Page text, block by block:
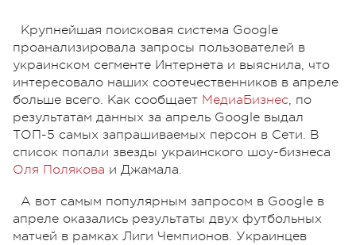
Крупнейшая поисковая система Google
проанализировала запросы пользователей в
украинском сегменте Интернета и выяснила, что
интересовало наших соотечественников в апреле
больше всего. Как сообщает МедиаБизнес, по
результатам данных за апрель Google выдал
ТОП-5 самых запрашиваемых персон в Сети. В
список попали звезды украинского шоу-бизнеса
Оля Полякова и Джамала.
А вот самым популярным запросом в Google в
апреле оказались результаты двух футбольных
матчей в рамках Лиги Чемпионов. Украинцев